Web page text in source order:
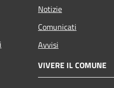
Notizie
Comunicati
Avvisi
VIVERE IL COMUNE